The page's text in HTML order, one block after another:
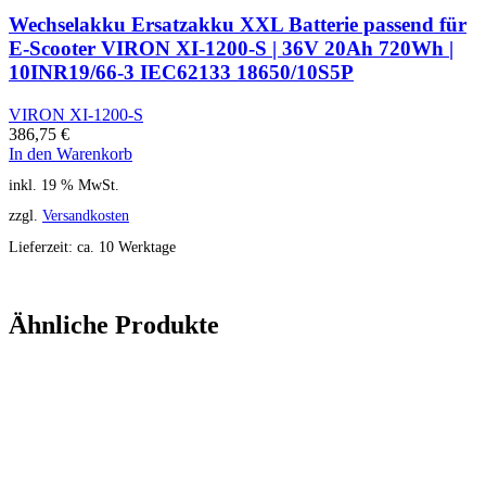
Wechselakku Ersatzakku XXL Batterie passend für
E-Scooter VIRON XI-1200-S | 36V 20Ah 720Wh |
10INR19/66-3 IEC62133 18650/10S5P
VIRON XI-1200-S
386,75 €
In den Warenkorb
inkl. 19 % MwSt.
zzgl. Versandkosten
Lieferzeit: ca. 10 Werktage
Ähnliche Produkte